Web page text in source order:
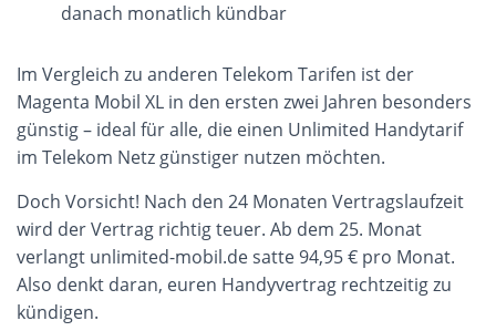
danach monatlich kündbar
Im Vergleich zu anderen Telekom Tarifen ist der
Magenta Mobil XL in den ersten zwei Jahren besonders
günstig – ideal für alle, die einen Unlimited Handytarif
im Telekom Netz günstiger nutzen möchten.
Doch Vorsicht! Nach den 24 Monaten Vertragslaufzeit
wird der Vertrag richtig teuer. Ab dem 25. Monat
verlangt unlimited-mobil.de satte 94,95 € pro Monat.
Also denkt daran, euren Handyvertrag rechtzeitig zu
kündigen.